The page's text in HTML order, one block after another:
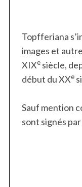
Topfferiana
images et
XIXesiècle,
début du XXe
Sauf mention
sont signés